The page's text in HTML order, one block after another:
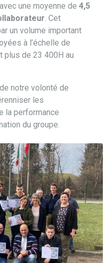
une moyenne de 4,5
. Cet
un volume important
à l’échelle de
plus de 23 400H au
notre volonté de
les
la performance
du groupe.